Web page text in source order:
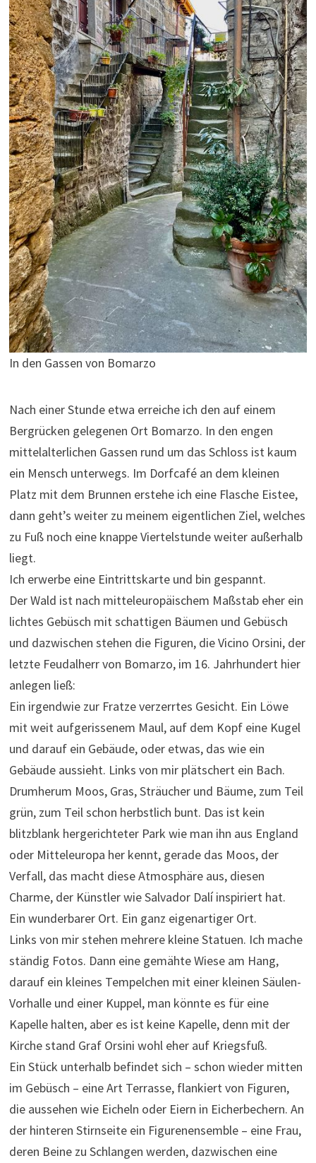
In den Gassen von Bomarzo
Nach einer Stunde etwa erreiche ich den auf einem
Bergrücken gelegenen Ort Bomarzo. In den engen
mittelalterlichen Gassen rund um das Schloss ist kaum
ein Mensch unterwegs. Im Dorfcafé an dem kleinen
Platz mit dem Brunnen erstehe ich eine Flasche Eistee,
dann geht’s weiter zu meinem eigentlichen Ziel, welches
zu Fuß noch eine knappe Viertelstunde weiter außerhalb
liegt.
Ich erwerbe eine Eintrittskarte und bin gespannt.
Der Wald ist nach mitteleuropäischem Maßstab eher ein
lichtes Gebüsch mit schattigen Bäumen und Gebüsch
und dazwischen stehen die Figuren, die Vicino Orsini, der
letzte Feudalherr von Bomarzo, im 16. Jahrhundert hier
anlegen ließ:
Ein irgendwie zur Fratze verzerrtes Gesicht. Ein Löwe
mit weit aufgerissenem Maul, auf dem Kopf eine Kugel
und darauf ein Gebäude, oder etwas, das wie ein
Gebäude aussieht. Links von mir plätschert ein Bach.
Drumherum Moos, Gras, Sträucher und Bäume, zum Teil
grün, zum Teil schon herbstlich bunt. Das ist kein
blitzblank hergerichteter Park wie man ihn aus England
oder Mitteleuropa her kennt, gerade das Moos, der
Verfall, das macht diese Atmosphäre aus, diesen
Charme, der Künstler wie Salvador Dalí inspiriert hat.
Ein wunderbarer Ort. Ein ganz eigenartiger Ort.
Links von mir stehen mehrere kleine Statuen. Ich mache
ständig Fotos. Dann eine gemähte Wiese am Hang,
darauf ein kleines Tempelchen mit einer kleinen Säulen-
Vorhalle und einer Kuppel, man könnte es für eine
Kapelle halten, aber es ist keine Kapelle, denn mit der
Kirche stand Graf Orsini wohl eher auf Kriegsfuß.
Ein Stück unterhalb befindet sich – schon wieder mitten
im Gebüsch – eine Art Terrasse, flankiert von Figuren,
die aussehen wie Eicheln oder Eiern in Eicherbechern. An
der hinteren Stirnseite ein Figurenensemble – eine Frau,
deren Beine zu Schlangen werden, dazwischen eine